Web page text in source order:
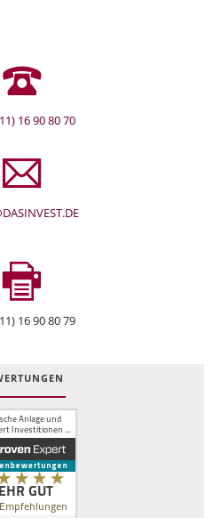
16 90 80 70
16 90 80 79